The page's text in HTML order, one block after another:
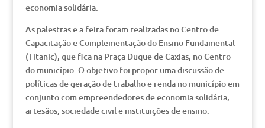
economia solidária.
As palestras e a feira foram realizadas no Centro de
Capacitação e Complementação do Ensino Fundamental
(Titanic), que fica na Praça Duque de Caxias, no Centro
do município. O objetivo foi propor uma discussão de
políticas de geração de trabalho e renda no município em
conjunto com empreendedores de economia solidária,
artesãos, sociedade civil e instituições de ensino.